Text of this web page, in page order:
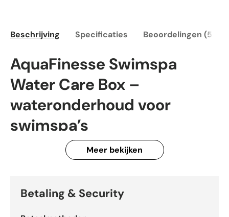
Beschrijving Specificaties Beoordelingen (5)
AquaFinesse Swimspa
Water Care Box –
wateronderhoud voor
swimspa’s
AquaFinesse Swimspa Water Care Box
compleet wateronderhoudspakket dat speciaal is
swimspa om een andere aanpak dan een standaard
Meer bekijken
Betaling & Security